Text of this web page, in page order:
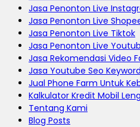
Jasa Penonton Live
Jasa Penonton Live
Jasa Penonton Live Tiktok
Jasa Penonton Live
Jasa Rekomendasi Video
Jasa Youtube Seo
Jual Phone Farm Untuk
Kalkulator Kredit Mobil
Tentang Kami
Blog Posts